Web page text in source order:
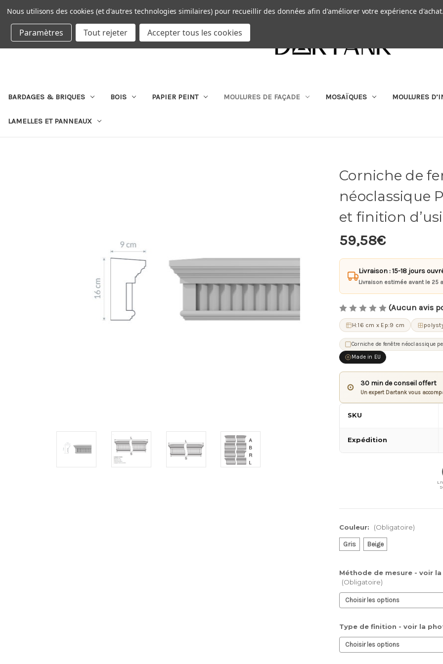
DEVISE : EUR
| RECHERCHER
BARDAGES & BRIQUES BOIS PAPIER PEINT MOULURES DE FAÇADE MOSAÏQUES MOULURES
LAMELLES ET PANNEAUX
Corniche de
néoclassique
et finition
59,58€
Livraison : 15-18 jours
Livraison estimée avant le 25
(Aucun avis
H:16 cm x Ep:9 cm
Corniche de fenêtre néoclassique
Made in EU
⊙ 30 min de conseil offert
Un expert Dartank vous
SKU
Expédition
Couleur: (Obligatoire)
Gris Beige
Méthode de mesure - voir
(Obligatoire)
Type de finition - voir la
Nous utilisons des cookies (et d'autres technologies similaires) pour recueillir des données afin d'améliorer votre expérience
Paramètres Tout rejeter Accepter tous les cookies